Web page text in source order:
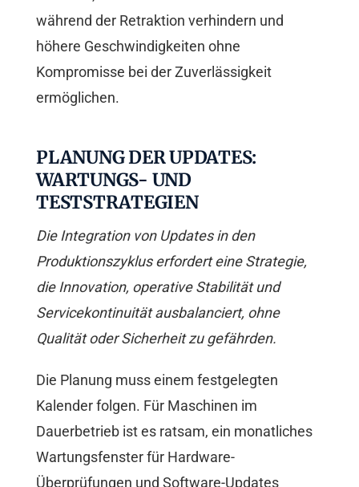
während der Retraktion verhindern und
höhere Geschwindigkeiten ohne
Kompromisse bei der Zuverlässigkeit
ermöglichen.
PLANUNG DER UPDATES:
WARTUNGS- UND
TESTSTRATEGIEN
Die Integration von Updates in den
Produktionszyklus erfordert eine Strategie,
die Innovation, operative Stabilität und
Servicekontinuität ausbalanciert, ohne
Qualität oder Sicherheit zu gefährden.
Die Planung muss einem festgelegten
Kalender folgen. Für Maschinen im
Dauerbetrieb ist es ratsam, ein monatliches
Wartungsfenster für Hardware-
Überprüfungen und Software-Updates